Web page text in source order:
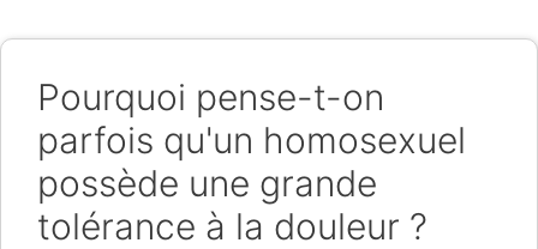
Pourquoi pense-t-on
parfois qu'un homosexuel
possède une grande
tolérance à la douleur ?